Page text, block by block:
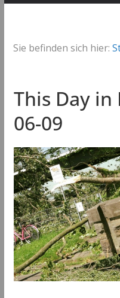
Sie befinden sich hier:
This Day in
06-09